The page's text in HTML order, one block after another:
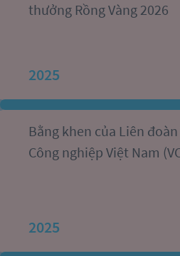
thưởng Rồng Vàng 2026
2025
Bằng khen của Liên
Công nghiệp Việt Nam
2025